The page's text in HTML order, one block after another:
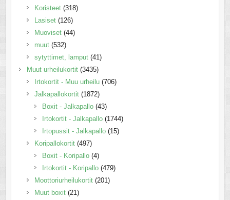
Koristeet (318)
Lasiset (126)
Muoviset (44)
muut (532)
sytyttimet, lamput (41)
Muut urheilukortit (3435)
Irtokortit - Muu urheilu (706)
Jalkapallokortit (1872)
Boxit - Jalkapallo (43)
Irtokortit - Jalkapallo (1744)
Irtopussit - Jalkapallo (15)
Koripallokortit (497)
Boxit - Koripallo (4)
Irtokortit - Koripallo (479)
Moottoriurheilukortit (201)
Muut boxit (21)